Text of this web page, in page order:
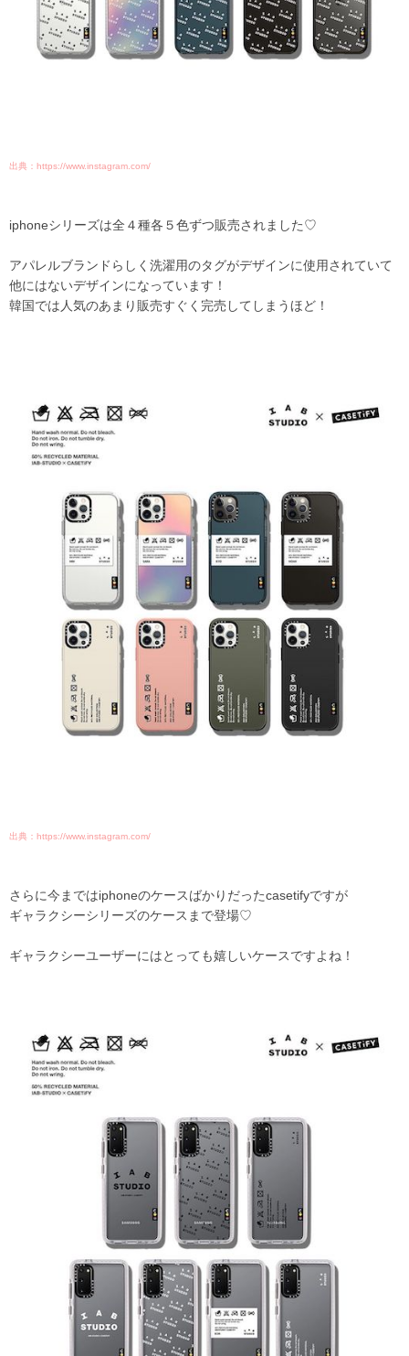
出典：https://www.instagram.com/
iphoneシリーズは全４種各５色ずつ販売されました♡
アパレルブランドらしく洗濯用のタグがデザインに使用されていて
他にはないデザインになっています！
韓国では人気のあまり販売すぐく完売してしまうほど！
出典：https://www.instagram.com/
さらに今まではiphoneのケースばかりだったcasetifyですが
ギャラクシーシリーズのケースまで登場♡
ギャラクシーユーザーにはとっても嬉しいケースですよね！